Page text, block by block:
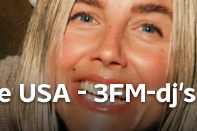
USA - 3FM-dj's